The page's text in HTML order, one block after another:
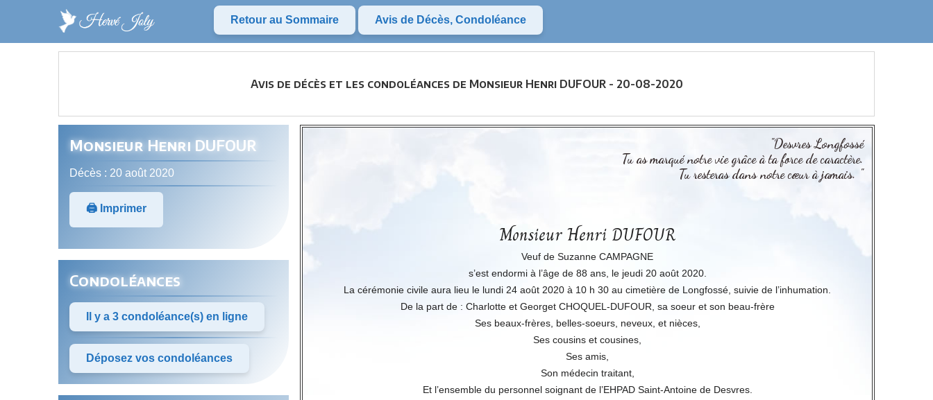
Retour au Sommaire Avis de Décès, Condoléance
Avis de décès et les condoléances de Monsieur Henri DUFOUR - 20-08-2020
Monsieur Henri DUFOUR
Décès : 20 août 2020
🖨️ Imprimer
Condoléances
Il y a 3 condoléance(s) en ligne
Déposez vos condoléances
"Desvres Longfossé
Tu as marqué notre vie grâce à ta force de caractère.
Tu resteras dans notre cœur à jamais. "
Monsieur Henri DUFOUR
Veuf de Suzanne CAMPAGNE
s’est endormi à l’âge de 88 ans, le jeudi 20 août 2020.
La cérémonie civile aura lieu le lundi 24 août 2020 à 10 h 30 au cimetière de Longfossé, suivie de l’inhumation.
De la part de : Charlotte et Georget CHOQUEL-DUFOUR, sa soeur et son beau-frère
Ses beaux-frères, belles-soeurs, neveux, et nièces,
Ses cousins et cousines,
Ses amis,
Son médecin traitant,
Et l’ensemble du personnel soignant de l’EHPAD Saint-Antoine de Desvres.